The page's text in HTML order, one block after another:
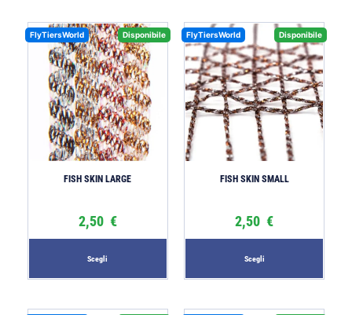
FlyTiersWorld Disponibile
FISH SKIN LARGE
2,50 €
Scegli
FlyTiersWorld Disponibile
FISH SKIN SMALL
2,50 €
Scegli